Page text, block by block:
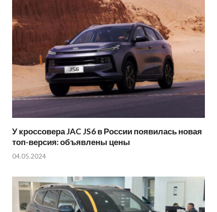
У кроссовера JAC JS6 в России появилась новая
топ-версия: объявлены цены
04.05.2024